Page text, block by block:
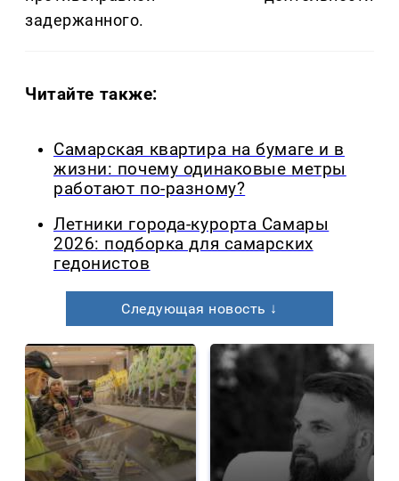
задержанного.
Читайте также:
Самарская квартира на бумаге и в
жизни: почему одинаковые метры
работают по-разному?
Летники города-курорта Самары
2026: подборка для самарских
гедонистов
Следующая новость ↓